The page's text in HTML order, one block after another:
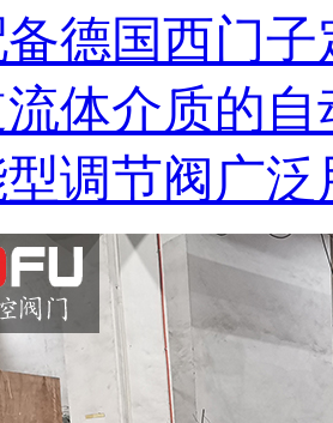
德国西门
体介质的
调节阀广